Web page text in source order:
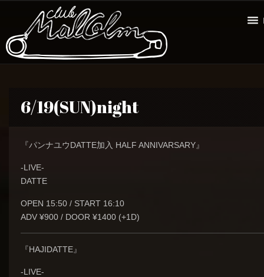
6/19(SUN)night
『パンナユウDATTE加入 HALF ANNIVARSARY』
-LIVE-
DATTE
OPEN 15:50 / START 16:10
ADV ¥900 / DOOR ¥1400 (+1D)
『HAJIDATTE』
-LIVE-